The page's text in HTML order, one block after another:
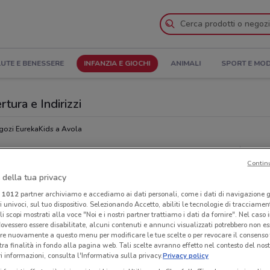
E BENESSERE INFANZIA E GIOCHI ANIMALI SPORT E
e Indirizzi
EurekaKids a Avola
della tua privacy
1012partner archiviamo e accediamo ai dati personali, come i dati di navigazione
sul tuo dispositivo. Selezionando Accetto, abiliti le tecnologie di
scopi mostrati alla voce "Noi e i nostri partner trattiamo i dati da fornire". Nel caso
essere disabilitate, alcuni contenuti e annunci visualizzati potrebbero non
nuovamente a questo menu per modificare le tue scelte o per revocare il
finalità in fondo alla pagina web. Tali scelte avranno effetto nel contesto del
informazioni, consulta l'Informativa sulla privacy.Privacy policy